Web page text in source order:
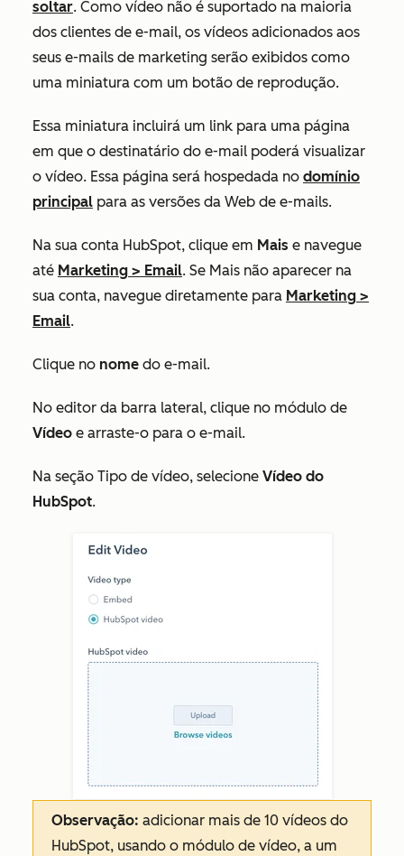
soltar. Como vídeo não é suportado na maioria
dos clientes de e-mail, os vídeos adicionados aos
seus e-mails de marketing serão exibidos como
uma miniatura com um botão de reprodução.
Essa miniatura incluirá um link para uma página
em que o destinatário do e-mail poderá visualizar
o vídeo. Essa página será hospedada no domínio
principal para as versões da Web de e-mails.
Na sua conta HubSpot, clique em Mais e navegue
até Marketing > Email. Se Mais não aparecer na
sua conta, navegue diretamente para Marketing >
Email.
Clique no nome do e-mail.
No editor da barra lateral, clique no módulo de
Vídeo e arraste-o para o e-mail.
Na seção Tipo de vídeo, selecione Vídeo do
HubSpot.
Observação: adicionar mais de 10 vídeos do
HubSpot, usando o módulo de vídeo, a um